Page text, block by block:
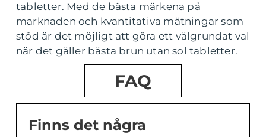
tabletter. Med de bästa märkena på
marknaden och kvantitativa mätningar som
stöd är det möjligt att göra ett välgrundat val
när det gäller bästa brun utan sol tabletter.
FAQ
Finns det några